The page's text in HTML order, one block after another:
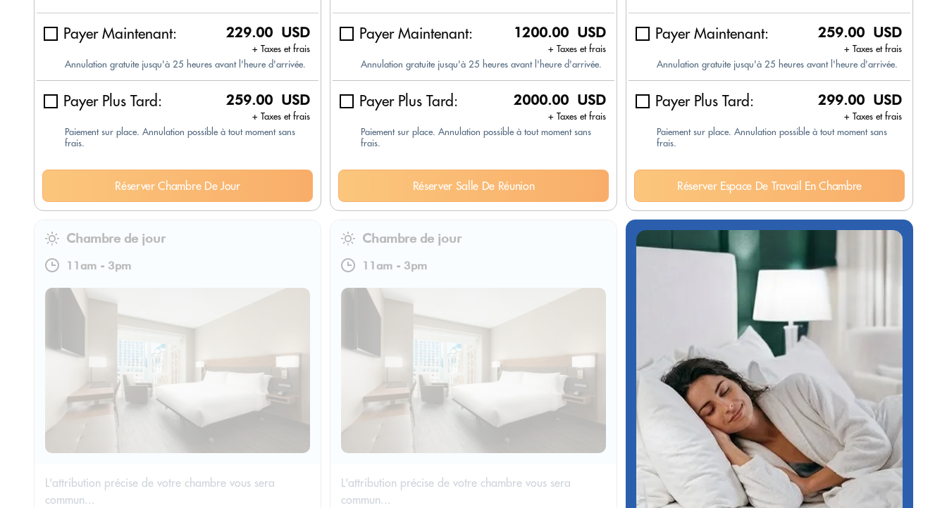
Payer Maintenant: 229.00 USD
+ Taxes et frais
Annulation gratuite jusqu'à 25 heures avant l'heure d'arrivée.
Payer Plus Tard: 259.00 USD
+ Taxes et frais
Paiement sur place. Annulation possible à tout moment sans
frais.
Réserver Chambre De Jour
Payer Maintenant: 1200.00 USD
+ Taxes et frais
Annulation gratuite jusqu'à 25 heures avant l'heure d'arrivée.
Payer Plus Tard: 2000.00 USD
+ Taxes et frais
Paiement sur place. Annulation possible à tout moment sans
frais.
Réserver Salle De Réunion
Payer Maintenant: 259.00 USD
+ Taxes et frais
Annulation gratuite jusqu'à 25 heures avant l'heure d'arrivée.
Payer Plus Tard: 299.00 USD
+ Taxes et frais
Paiement sur place. Annulation possible à tout moment sans
frais.
Réserver Espace De Travail En Chambre
Chambre de jour
11am - 3pm
L'attribution précise de votre chambre vous sera
commun...
Chambre de jour
11am - 3pm
L'attribution précise de votre chambre vous sera
commun...